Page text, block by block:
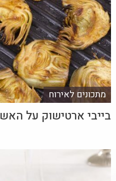
מתכונים לאירוח
בייבי ארטישוק על האש